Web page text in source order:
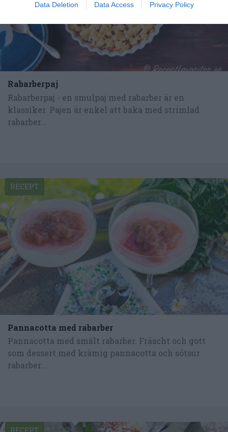
Data Deletion Data Access Privacy Policy
Rabarberpaj
Rabarberpaj - en smulpaj med rabarber är en
klassiker. Pajen är enkel att baka med strimlad
rabarber...
Pannacotta med rabarber
Pannacotta med smält rabarber. Fräscht och gott
som dessert med krämig pannacotta och sötsur
rabarber...
RECEPT
RECEPT